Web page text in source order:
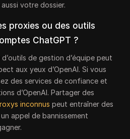
votre dossier.
proxies ou des outils
ChatGPT ?
de gestion d’équipe peut
aux yeux d’OpenAI. Si vous
des services de confiance et
d’OpenAI. Partager des
inconnus peut entraîner des
appel de bannissement